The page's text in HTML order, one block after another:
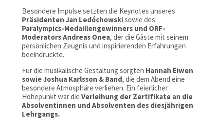
Besondere Impulse setzten die Keynotes unseres
Präsidenten Jan Ledóchowskisowie des
Paralympics-Medaillengewinners und ORF-
Moderators Andreas Onea, der die Gäste mit seinem
persönlichen Zeugnis und inspirierenden Erfahrungen
beeindruckte.
Für die musikalische Gestaltung sorgten Hannah Eiwen
sowie Joshua Karlsson & Band, die dem Abend eine
besondere Atmosphäre verliehen. Ein feierlicher
Höhepunkt war die Verleihung der Zertifikate an die
Absolventinnen und Absolventen des diesjährigen
Lehrgangs.